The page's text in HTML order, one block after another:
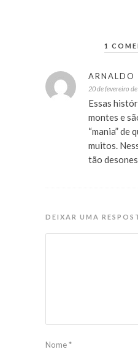
1
ARNALDO
20 de fevereiro
Essas
montes e
“mania” de
muitos.
tão
DEIXAR UMA
Nome*